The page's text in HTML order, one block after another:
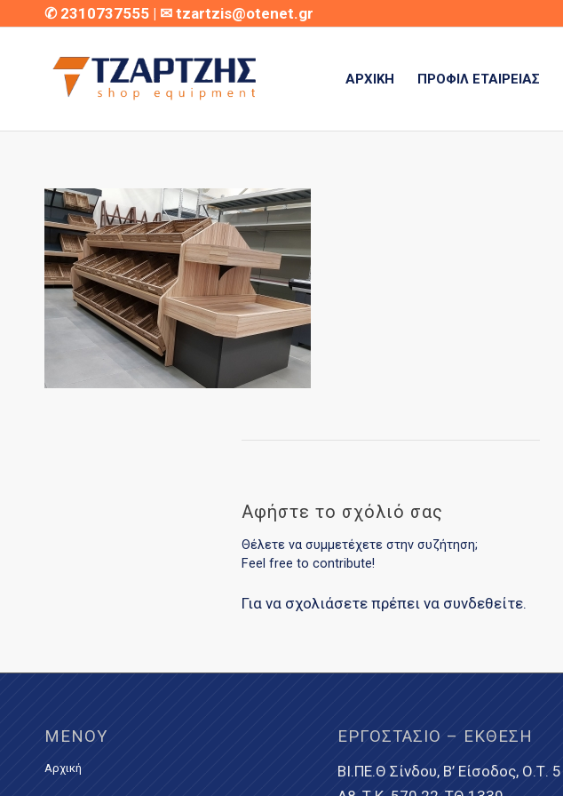
✆ 2310737555 | ✉ tzartzis@otenet.gr
ΑΡΧΙΚΉ ΠΡΟΦΊΛ ΕΤΑΙΡΕΊΑΣ
Αφήστε το σχόλιό σας
Θέλετε να συμμετέχετε στην συζήτηση;
Feel free to contribute!
Για να σχολιάσετε πρέπει να συνδεθείτε.
ΜΕΝΟΎ
Αρχική
ΕΡΓΟΣΤΆΣΙΟ – ΈΚΘΕΣΗ
ΒΙ.ΠΕ.Θ Σίνδου, Β’ Είσοδος, Ο.Τ. 5